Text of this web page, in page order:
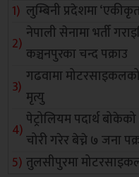
लुम्बिनी प्रदेशमा
नेपाली सेनामा भर्ती
कञ्चनपुरका चन्द पक्राउ
गढवामा
मृत्यु
पेट्रोलियम पदार्थ
चोरी गरेर बेच्ने ७ जना
तुलसीपुरमा